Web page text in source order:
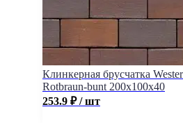
Клинкерная брусчатка
Rotbraun-bunt 200x100x40
253.9 ₽ / шт